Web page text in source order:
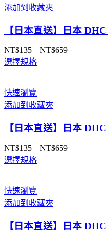
添加到收藏夾
【日本直送】日本
NT$135 – NT$659價
選擇規格
快速瀏覽
添加到收藏夾
【日本直送】日本
NT$135 – NT$659價
選擇規格
快速瀏覽
添加到收藏夾
【日本直送】日本